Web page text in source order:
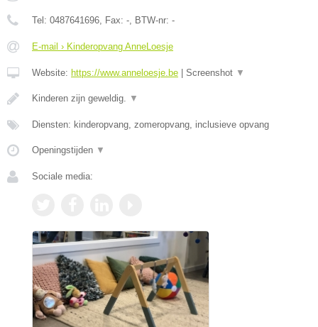
Tel: 0487641696 , Fax: - , BTW-nr: -
E-mail › Kinderopvang AnneLoesje
Website: https://www.anneloesje.be Screenshot ▼
Kinderen zijn geweldig. ▼
Diensten: kinderopvang, zomeropvang, inclusieve opvang
Openingstijden ▼
Sociale media: